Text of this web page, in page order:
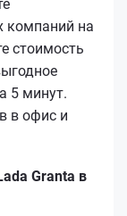
компаний на
стоимость
5 минут.
в офис и
Granta в